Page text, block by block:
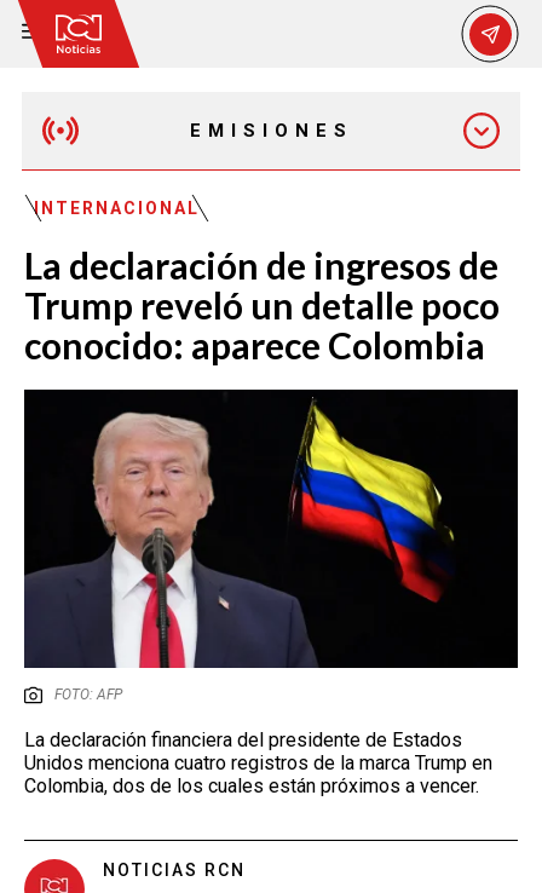
EMISIONES
EMISIÓN 12:30 PM
EMISIÓN 7:00 PM
EMISIÓN 11:30 PM
INTERNACIONAL
La declaración de ingresos de
Trump reveló un detalle poco
conocido: aparece Colombia
FOTO: AFP
La declaración financiera del presidente de Estados
Unidos menciona cuatro registros de la marca Trump en
Colombia, dos de los cuales están próximos a vencer.
NOTICIAS RCN